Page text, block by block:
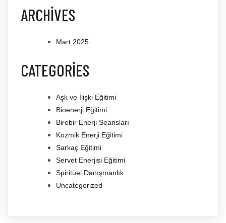
ARCHIVES
Mart 2025
CATEGORIES
Aşk ve İlişki Eğitimi
Bioenerji Eğitimi
Birebir Enerji Seansları
Kozmik Enerji Eğitimi
Sarkaç Eğitimi
Servet Enerjisi Eğitimi
Spiritüel Danışmanlık
Uncategorized